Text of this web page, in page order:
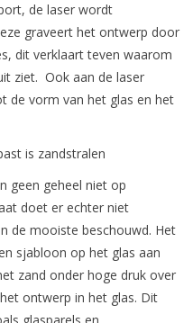
de laser wordt
graveert het ontwerp door
dit verklaart teven waarom
ziet. Ook aan de laser
de vorm van het glas en het
is zandstralen
geen geheel niet op
doet er echter niet
de mooiste beschouwd. Het
sjabloon op het glas aan
zand onder hoge druk over
ontwerp in het glas. Dit